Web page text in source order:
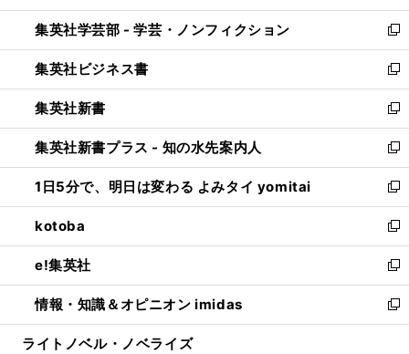
開
く
ウ
で
開
く
ン
ド
ウ
で
開
く
ウ
ィ
ン
ド
ウ
で
開
く
集英社学芸部 - 学芸・ノンフィクション
新
し
い
ウ
ィ
ン
ド
ウ
で
開
く
集英社ビジネス書
新
し
い
ウ
ィ
ン
ド
ウ
で
開
く
集英社新書
新
し
い
ウ
ィ
ン
ド
ウ
で
開
く
集英社新書プラス - 知の水先案内人
新
し
い
ウ
ィ
ン
ド
ウ
で
開
1日5分で、明日は変わる よみタイ yomitai
新
し
い
ウ
ィ
ン
ド
ウ
kotoba
新
し
い
ウ
ィ
ン
e!集英社
新
し
い
ウ
情報・知識＆オピニオン imidas
新
し
ライトノベル・ノベライズ